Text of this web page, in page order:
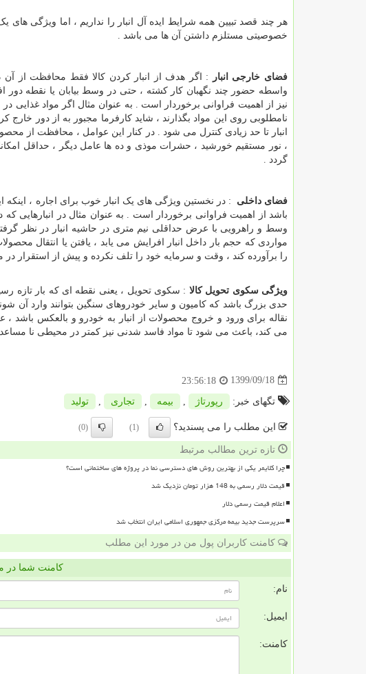
هر چند قصد تبیین همه شرایط ایده آل انبار را نداریم ، اما ویژگی
خصوصیتی مستلزم داشتن آن ها می باشد .
فضای خارجی انبار
: اگر هدف از انبار کردن کالا فقط محافظت از آن
واسطه حضور چند نگهبان کار کشته ، حتی در وسط بیابان یا نقطه
نیز از اهمیت فراوانی برخوردار است . به عنوان مثال اگر مواد غذایی
نامطلوبی روی این مواد بگذارند ، شاید کارفرما مجبور به از دور
انبار تا حد زیادی کنترل می شود . در کنار این عوامل ، محافظت از
، نور مستقیم خورشید ، حشرات موذی و ده ها عامل دیگر ، حداقل
گردد .
فضای داخلی : در نخستین ویژگی های یک انبار خوب برای اجاره ،
وسط و راهرویی با عرض حداقلی نیم متری در حاشیه انبار در نظر
مواردی که حجم بار داخل انبار افرایش می یابد ، یافتن یا انتقال
را برآورده کند ، وقت و سرمایه خود را تلف نکرده و پیش از استقرار در
ویژگی سکوی تحویل کالا : سکوی تحویل ، یعنی نقطه ای که بار تازه
حدی بزرگ باشد که کامیون و سایر خودروهای سنگین بتوانند وارد آن
نقاله برای ورود و خروج محصولات از انبار به خودرو و بالعکس باشد ،
می کند، باعث می شود تا مواد فاسد شدنی نیز کمتر در محیطی نا
1399/09/18
23:56:18
تگهای خبر: رپورتاژ بیمه تجاری تولید
این مطلب را می پسندید؟ (1)
(0)
تازه ترین مطالب مرتبط
چرا کلایمر یکی از بهترین روش های دسترسی نما در پروژه های ساختمانی است؟
قیمت دلار رسمی به 148 هزار تومان نزدیک شد
اعلام قیمت رسمی دلار
سرپرست جدید بیمه مرکزی جمهوری اسلامی ایران انتخاب شد
کامنت کاربران پول من در مورد این مطلب
کامنت شما در
نام:
ایمیل:
کامنت: